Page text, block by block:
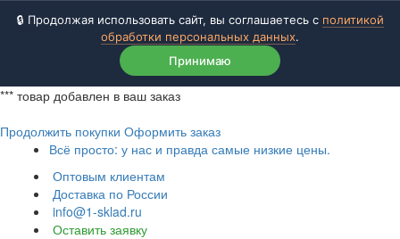
🔒 Продолжая использовать сайт, вы соглашаетесь с политикой
обработки персональных данных.
Принимаю
*** товар добавлен в ваш заказ
Продолжить покупки Оформить заказ
Всё просто: у нас и правда самые низкие цены.
Оптовым клиентам
Доставка по России
info@1-sklad.ru
Оставить заявку